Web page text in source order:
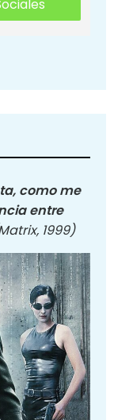
como me
entre
1999)